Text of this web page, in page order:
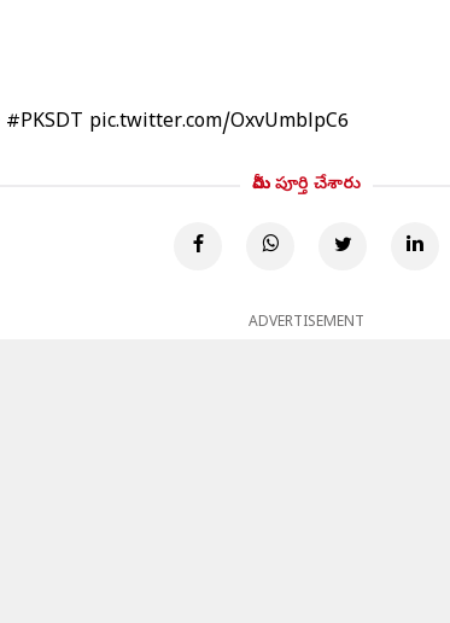
#PKSDT pic.twitter.com/OxvUmblpC6
మీరు పూర్తి చేశారు
ADVERTISEMENT